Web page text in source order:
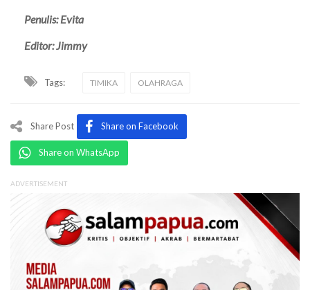
Penulis: Evita
Editor: Jimmy
Tags: TIMIKA OLAHRAGA
Share Post Share on Facebook
Share on WhatsApp
ADVERTISEMENT